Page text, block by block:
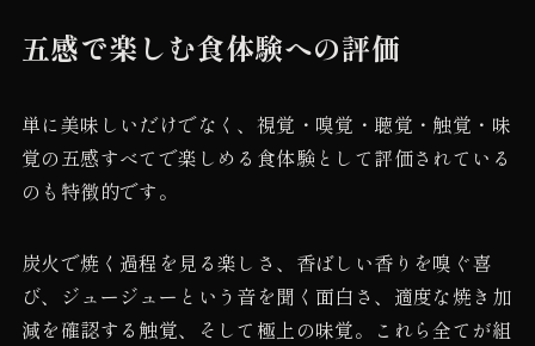
五感で楽しむ食体験への評価
単に美味しいだけでなく、視覚・嗅覚・聴覚・触覚・味
覚の五感すべてで楽しめる食体験として評価されている
のも特徴的です。
炭火で焼く過程を見る楽しさ、香ばしい香りを嗅ぐ喜
び、ジュージューという音を聞く面白さ、適度な焼き加
減を確認する触覚、そして極上の味覚。これら全てが組